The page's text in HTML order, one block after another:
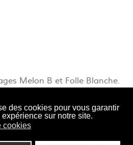
des cookies pour vous garantir
expérience sur notre site.
cookies
Melon B et Folle Blanche.
alcools.
(excepté la Corse)